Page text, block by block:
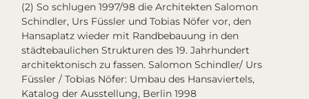
(2) So schlugen 1997/98 die Architekten Salomon
Schindler, Urs Füssler und Tobias Nöfer vor, den
Hansaplatz wieder mit Randbebauung in den
städtebaulichen Strukturen des 19. Jahrhundert
architektonisch zu fassen. Salomon Schindler/ Urs
Füssler / Tobias Nöfer: Umbau des Hansaviertels,
Katalog der Ausstellung, Berlin 1998